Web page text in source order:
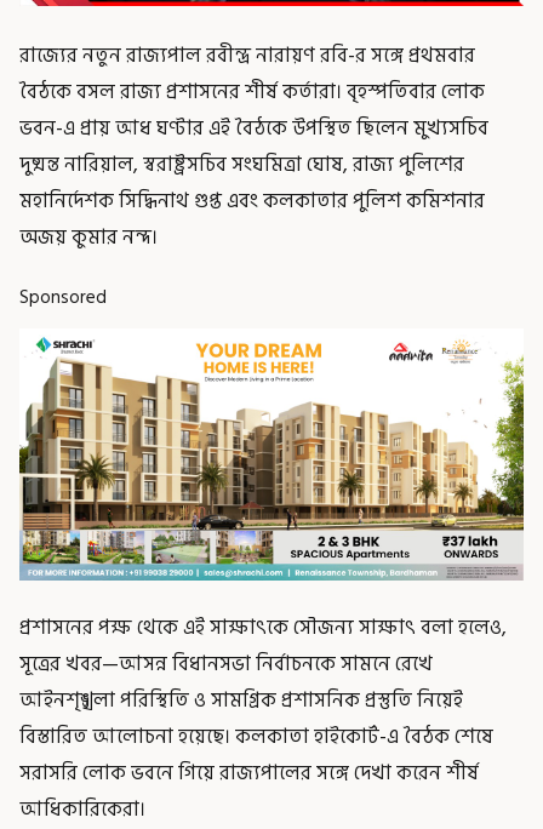
রাজ্যের নতুন রাজ্যপাল রবীন্দ্র নারায়ণ রবি-র সঙ্গে প্রথমবার
বৈঠকে বসল রাজ্য প্রশাসনের শীর্ষ কর্তারা। বৃহস্পতিবার লোক
ভবন-এ প্রায় আধ ঘণ্টার এই বৈঠকে উপস্থিত ছিলেন মুখ্যসচিব
দুষ্মন্ত নারিয়াল, স্বরাষ্ট্রসচিব সংঘমিত্রা ঘোষ, রাজ্য পুলিশের
মহানির্দেশক সিদ্ধিনাথ গুপ্ত এবং কলকাতার পুলিশ কমিশনার
অজয় কুমার নন্দ।
Sponsored
প্রশাসনের পক্ষ থেকে এই সাক্ষাৎকে সৌজন্য সাক্ষাৎ বলা হলেও,
সূত্রের খবর—আসন্ন বিধানসভা নির্বাচনকে সামনে রেখে
আইনশৃঙ্খলা পরিস্থিতি ও সামগ্রিক প্রশাসনিক প্রস্তুতি নিয়েই
বিস্তারিত আলোচনা হয়েছে। কলকাতা হাইকোর্ট-এ বৈঠক শেষে
সরাসরি লোক ভবনে গিয়ে রাজ্যপালের সঙ্গে দেখা করেন শীর্ষ
আধিকারিকেরা।